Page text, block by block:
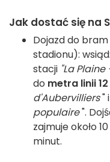
Jak dostać się na
Dojazd do bram
stadionu):
stacji "La
do metra linii 12
d'Aubervilliers"
populaire".
zajmuje około
minut.